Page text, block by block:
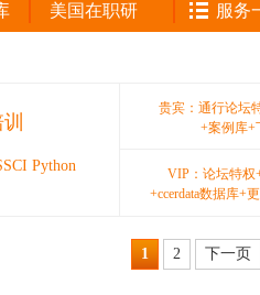
美国在职研 服务
Python
贵宾：通行论坛
+案例库+
VIP：论坛特权
+ccerdata数据库
1 2 下一页